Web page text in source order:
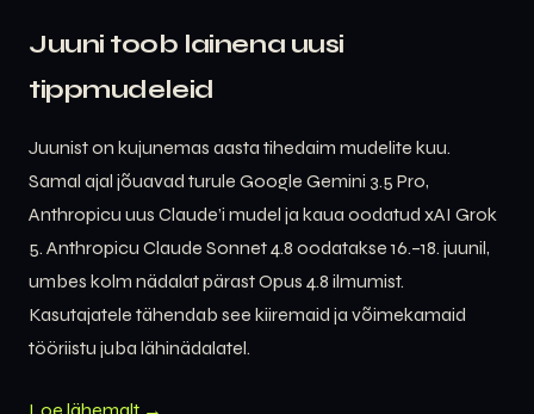
Juuni toob lainena uusi
tippmudeleid
Juunist on kujunemas aasta tihedaim mudelite kuu.
Samal ajal jõuavad turule Google Gemini 3.5 Pro,
Anthropicu uus Claude’i mudel ja kaua oodatud xAI Grok
5. Anthropicu Claude Sonnet 4.8 oodatakse 16.–18. juunil,
umbes kolm nädalat pärast Opus 4.8 ilmumist.
Kasutajatele tähendab see kiiremaid ja võimekamaid
tööriistu juba lähinädalatel.